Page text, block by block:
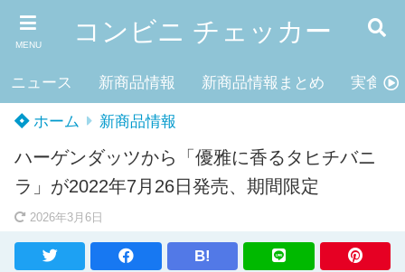
MENU コンビニ チェッカー
ニュース 新商品情報 新商品情報まとめ 実食レ
ホーム 新商品情報
ハーゲンダッツから「優雅に香るタヒチバニ
ラ」が2022年7月26日発売、期間限定
2026年3月6日
B!